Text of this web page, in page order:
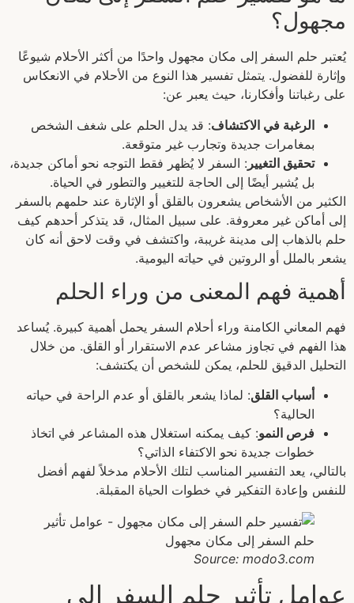
مجهول؟
يُعتبر حلم السفر إلى مكان مجهول واحدًا من أكثر الأحلام شيوعًا
وإثارة للفضول. يتمثل تفسير هذا النوع من الأحلام في الانعكاس
على رغباتنا وأفكارنا، حيث يعبر عن:
الرغبة في الاكتشاف: قد يدل الحلم على شغف الشخص
بمغامرات جديدة وتجارب غير متوقعة.
تحقيق التغيير : السفر لا يُظهر فقط التوجه نحو أماكن جديدة،
بل يُشير أيضًا إلى الحاجة للتغيير والتطور في الحياة.
الكثير من الأشخاص يشعرون بالقلق أو الإثارة عند حلمهم بالسفر
إلى أماكن غير معروفة. على سبيل المثال، قد يتذكر أحدهم كيف
حلم بالذهاب إلى مدينة غريبة، واكتشف في وقت لاحق أنه كان
يشعر بالملل أو الروتين في حياته اليومية.
أهمية فهم المعنى من وراء الحلم
فهم المعاني الكامنة وراء أحلام السفر يحمل أهمية كبيرة. يُساعد
هذا الفهم في تجاوز مشاعر عدم الاستقرار أو القلق. من خلال
التحليل الدقيق للحلم، يمكن للشخص أن يكتشف:
أسباب القلق: لماذا يشعر بالقلق أو عدم الراحة في حياته
الحالية؟
فرص النمو: كيف يمكنه استغلال هذه المشاعر في اتخاذ
خطوات جديدة نحو الاكتفاء الذاتي؟
بالتالي، يعد التفسير المناسب لتلك الأحلام مدخلاً لفهم أفضل
للنفس وإعادة التفكير في خطوات الحياة المقبلة.
Source: modo3.com
عوامل تأثير حلم السفر إلى